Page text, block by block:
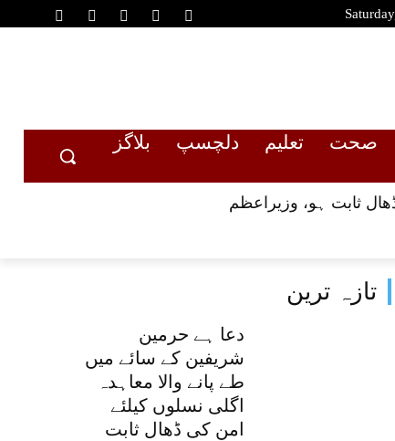
صحت تعلیم دلچسپ
بلاگز
ثابت ہو، وزیراعظم
تازہ ترین
دعا ہے حرمین
شریفین کے سائے میں
طے پانے والا معاہدہ
اگلی نسلوں کیلئے
امن کی ڈھال ثابت